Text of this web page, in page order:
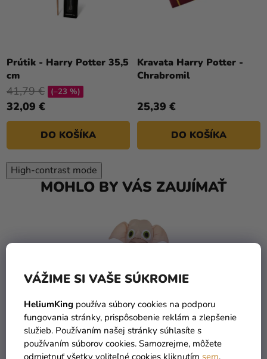
VÁŽIME SI VAŠE SÚKROMIE
HeliumKing používa súbory cookies na podporu
fungovania stránky, prispôsobenie reklám a zlepšenie
služieb. Používaním našej stránky súhlasíte s
používaním súborov cookies. Samozrejme, môžete
odmietnuť všetky voliteľné cookies kliknutím sem.
Prútik - Harry Potter 35,5
cm
32,09 €
41,79 € (–23 %)
DO KOŠÍKA
Kravata Harry Potter -
Chrabromil
25,39 €
DO KOŠÍKA
High-contrast mode
MOHLO BY VÁS ZAUJÍMAŤ